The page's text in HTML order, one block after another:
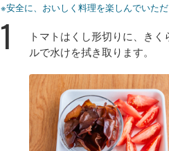
※安全に、おいしく料理を楽しんでいた
1
トマトはくし形切りに、き
ルで水けを拭き取ります。